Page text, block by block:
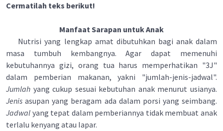
Cermatilah teks berikut!
Manfaat Sarapan untuk Anak
Nutrisi yang lengkap amat dibutuhkan bagi anak dalam
masa tumbuh kembangnya. Agar dapat memenuhi
kebutuhannya gizi, orang tua harus memperhatikan "3J"
dalam pemberian makanan, yakni "jumlah-jenis-jadwal".
Jumlah yang cukup sesuai kebutuhan anak menurut usianya.
Jenisasupan yang beragam ada dalam porsi yang seimbang.
Jadwal yang tepat dalam pemberiannya tidak membuat anak
terlalu kenyang atau Iapar.